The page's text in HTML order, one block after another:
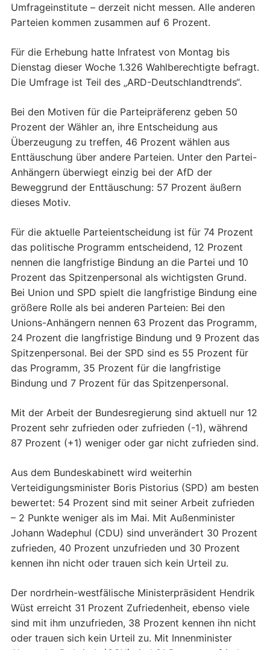
Umfrageinstitute – derzeit nicht messen. Alle anderen
Parteien kommen zusammen auf 6 Prozent.
Für die Erhebung hatte Infratest von Montag bis
Dienstag dieser Woche 1.326 Wahlberechtigte befragt.
Die Umfrage ist Teil des „ARD-Deutschlandtrends“.
Bei den Motiven für die Parteipräferenz geben 50
Prozent der Wähler an, ihre Entscheidung aus
Überzeugung zu treffen, 46 Prozent wählen aus
Enttäuschung über andere Parteien. Unter den Partei-
Anhängern überwiegt einzig bei der AfD der
Beweggrund der Enttäuschung: 57 Prozent äußern
dieses Motiv.
Für die aktuelle Parteientscheidung ist für 74 Prozent
das politische Programm entscheidend, 12 Prozent
nennen die langfristige Bindung an die Partei und 10
Prozent das Spitzenpersonal als wichtigsten Grund.
Bei Union und SPD spielt die langfristige Bindung eine
größere Rolle als bei anderen Parteien: Bei den
Unions-Anhängern nennen 63 Prozent das Programm,
24 Prozent die langfristige Bindung und 9 Prozent das
Spitzenpersonal. Bei der SPD sind es 55 Prozent für
das Programm, 35 Prozent für die langfristige
Bindung und 7 Prozent für das Spitzenpersonal.
Mit der Arbeit der Bundesregierung sind aktuell nur 12
Prozent sehr zufrieden oder zufrieden (-1), während
87 Prozent (+1) weniger oder gar nicht zufrieden sind.
Aus dem Bundeskabinett wird weiterhin
Verteidigungsminister Boris Pistorius (SPD) am besten
bewertet: 54 Prozent sind mit seiner Arbeit zufrieden
– 2 Punkte weniger als im Mai. Mit Außenminister
Johann Wadephul (CDU) sind unverändert 30 Prozent
zufrieden, 40 Prozent unzufrieden und 30 Prozent
kennen ihn nicht oder trauen sich kein Urteil zu.
Der nordrhein-westfälische Ministerpräsident Hendrik
Wüst erreicht 31 Prozent Zufriedenheit, ebenso viele
sind mit ihm unzufrieden, 38 Prozent kennen ihn nicht
oder trauen sich kein Urteil zu. Mit Innenminister